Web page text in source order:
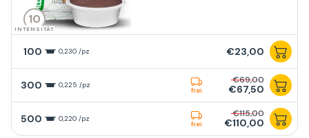
10
INTENSITÄT
100 0,230 /pz €23,00
300 0,225 /pz
frei
€69,00
€67,50
500 0,220 /pz
frei
€115,00
€110,00